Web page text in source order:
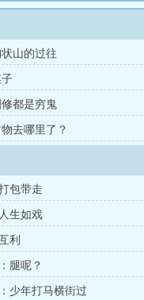
山的过往
都是穷鬼
去哪里了？
包带走
生如戏
利
腿呢？
少年打马横街过